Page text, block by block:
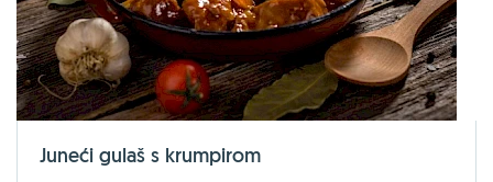
Juneći gulaš s krumpirom